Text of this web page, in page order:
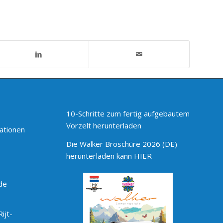
10-Schritte zum fertig aufgebautem
Vorzelt herunterladen
Die Walker Broschüre 2026 (DE)
herunterladen kann HIER